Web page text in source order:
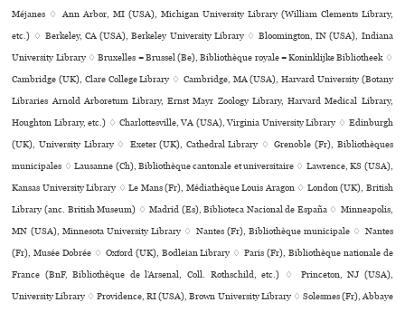
Méjanes ♢ Ann Arbor, MI (USA), Michigan University Library (William Clements Library,
etc.) ♢ Berkeley, CA (USA), Berkeley University Library ♢ Bloomington, IN (USA), Indiana
University Library ♢ Bruxelles = Brussel (Be), Bibliothèque royale = Koninklijke Bibliotheek ♢
Cambridge (UK), Clare College Library ♢ Cambridge, MA (USA), Harvard University (Botany
Libraries Arnold Arboretum Library, Ernst Mayr Zoology Library, Harvard Medical Library,
Houghton Library, etc.) ♢ Charlottesville, VA (USA), Virginia University Library ♢ Edinburgh
(UK), University Library ♢ Exeter (UK), Cathedral Library ♢ Grenoble (Fr), Bibliothèques
muni­ci­pa­les ♢ Lausanne (Ch), Bibliothèque can­to­nale et uni­ver­si­taire ♢ Lawrence, KS (USA),
Kansas University Library ♢ Le Mans (Fr), Médiathèque Louis Aragon ♢ London (UK), British
Library (anc. British Museum) ♢ Madrid (Es), Biblioteca Nacional de España ♢ Minneapolis,
MN (USA), Minnesota University Library ♢ Nantes (Fr), Bibliothèque muni­ci­pale ♢ Nantes
(Fr), Musée Dobrée ♢ Oxford (UK), Bodleian Library ♢ Paris (Fr), Bibliothèque nationale de
France (BnF, Bibliothèque de l’Arsenal, Coll. Rothschild, etc.) ♢ Princeton, NJ (USA),
University Library ♢ Providence, RI (USA), Brown University Library ♢ Solesmes (Fr), Abbaye